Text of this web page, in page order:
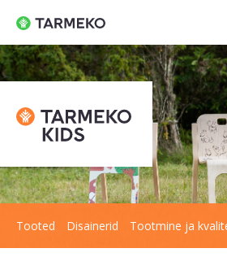
Tooted Disainerid Tootmine ja